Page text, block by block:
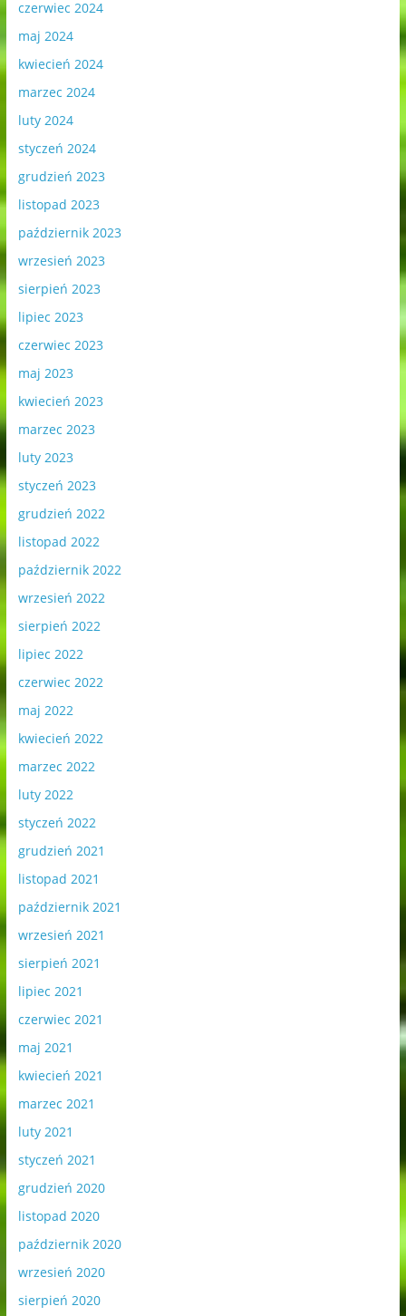
czerwiec 2024
maj 2024
kwiecień 2024
marzec 2024
luty 2024
styczeń 2024
grudzień 2023
listopad 2023
październik 2023
wrzesień 2023
sierpień 2023
lipiec 2023
czerwiec 2023
maj 2023
kwiecień 2023
marzec 2023
luty 2023
styczeń 2023
grudzień 2022
listopad 2022
październik 2022
wrzesień 2022
sierpień 2022
lipiec 2022
czerwiec 2022
maj 2022
kwiecień 2022
marzec 2022
luty 2022
styczeń 2022
grudzień 2021
listopad 2021
październik 2021
wrzesień 2021
sierpień 2021
lipiec 2021
czerwiec 2021
maj 2021
kwiecień 2021
marzec 2021
luty 2021
styczeń 2021
grudzień 2020
listopad 2020
październik 2020
wrzesień 2020
sierpień 2020